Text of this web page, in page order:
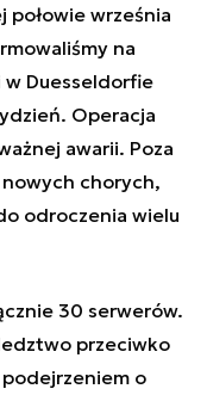
połowie września
na
Duesseldorfie
Operacja
awarii. Poza
chorych,
odroczenia wielu
30 serwerów.
przeciwko
o